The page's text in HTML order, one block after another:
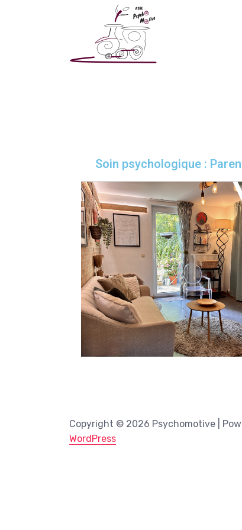
Soin psychologique :
Copyright © 2026 Psychomotive |
WordPress